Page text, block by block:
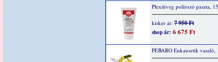
Plexiüveg polírozó paszta,
kisker ár: 7 950 Ft
shop ár: 6 675 Ft
PEBARO Enkausztik vasaló,